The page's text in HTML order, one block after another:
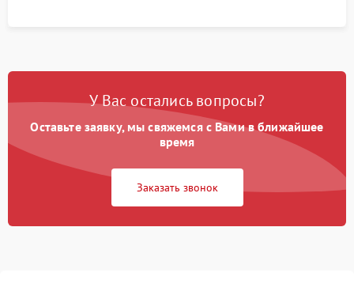
У Вас остались вопросы?
Оставьте заявку, мы свяжемся с Вами в ближайшее
время
Заказать звонок